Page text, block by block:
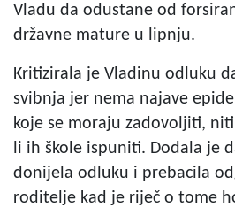
Vladu da odustane od
državne mature u lipnju.
Kritizirala je Vladinu odluku
svibnja jer nema najave
koje se moraju zadovoljiti,
li ih škole ispuniti. Dodala je
donijela odluku i prebacila
roditelje kad je riječ o tome